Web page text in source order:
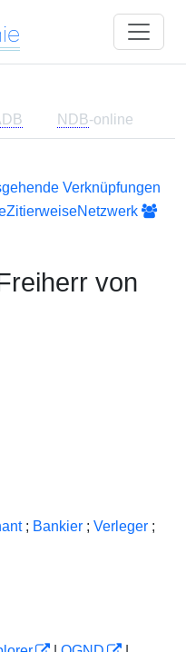
NDB-online
Verknüpfungen
ZitierweiseNetzwerk
von
; Bankier ; Verleger ;